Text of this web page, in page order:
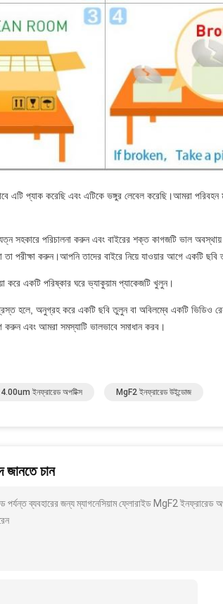
এটি প্যাক করেছি এবং এটিকে ভঙ্গুর লেবেল করেছি।আমরা পরিবহন
সহকারে পরিচালনা করুন এবং বাইরের শক্ত কাগজটি ভাল
তা পরীক্ষা করুন।আপনি তাদের বাইরে নিয়ে যাওয়ার আগে একটি
একটি পরিষ্কার ঘরে ভ্যাকুয়াম প্যাকেজটি খুলুন।
হলে, অনুগ্রহ করে একটি ছবি তুলুন বা অবিলম্বে একটি ভিডিও
করুন এবং আমরা সমস্যাটি ভালভাবে সমাধান করব।
ইনফ্রারেড অপটিক্স MgF2 ইনফ্রারেড উইন্ডোজ
চান
ব্যবহারের জন্য ম্যাগনেসিয়াম ফ্লোরাইড MgF2